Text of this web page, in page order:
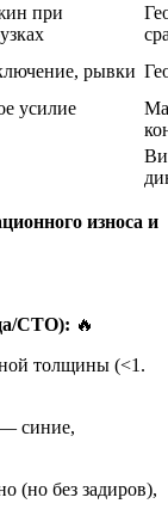
при
рывки
усилие
износа и
СТО): 🔥
толщины (<1.
— синие,
(но без задиров),